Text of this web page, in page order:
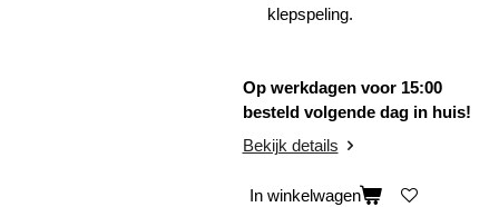
klepspeling.
Op werkdagen voor 15:00
besteld volgende dag in huis!
Bekijk details
In winkelwagen